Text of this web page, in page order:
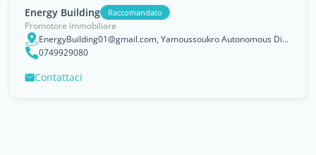
Energy Building Raccomandato
Promotore immobiliare
EnergyBuilding01@gmail.com, Yamoussoukro Autonomous District
0749929080
Contattaci